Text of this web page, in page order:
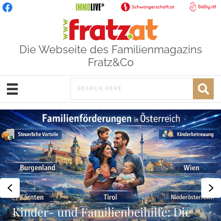
Die Webseite des Familienmagazins
Fratz&Co
LEBEN
Kinder- und Familienbeihilfe: Die
Previous